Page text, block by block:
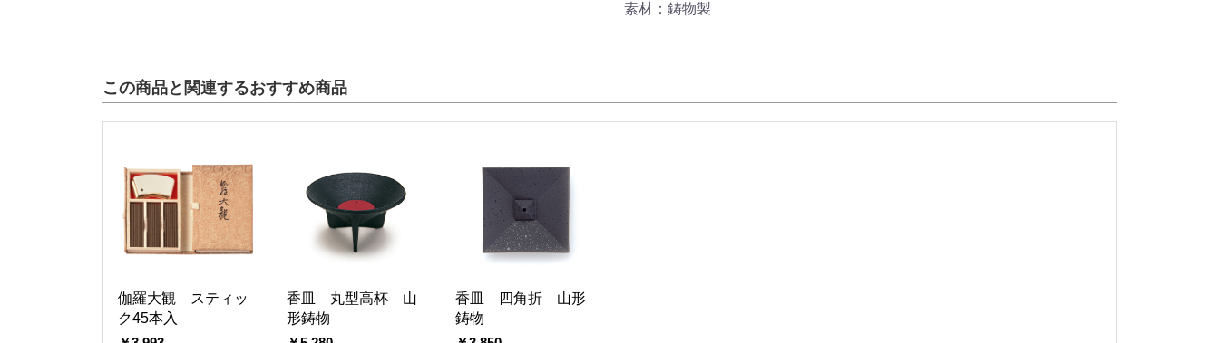
素材：鋳物製
この商品と関連するおすすめ商品
伽羅大観 スティッ
ク45本入
香皿 丸型高杯 山
形鋳物
香皿 四角折 山形
鋳物